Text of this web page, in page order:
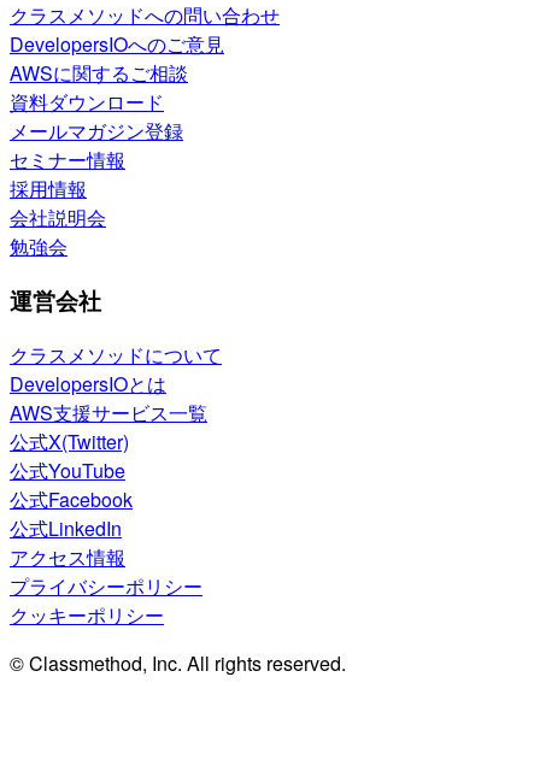
クラスメソッドへの問い合わせ
DevelopersIOへのご意見
AWSに関するご相談
資料ダウンロード
メールマガジン登録
セミナー情報
採用情報
会社説明会
勉強会
運営会社
クラスメソッドについて
DevelopersIOとは
AWS支援サービス一覧
公式X(Twitter)
公式YouTube
公式Facebook
公式LinkedIn
アクセス情報
プライバシーポリシー
クッキーポリシー
© Classmethod, Inc. All rights reserved.